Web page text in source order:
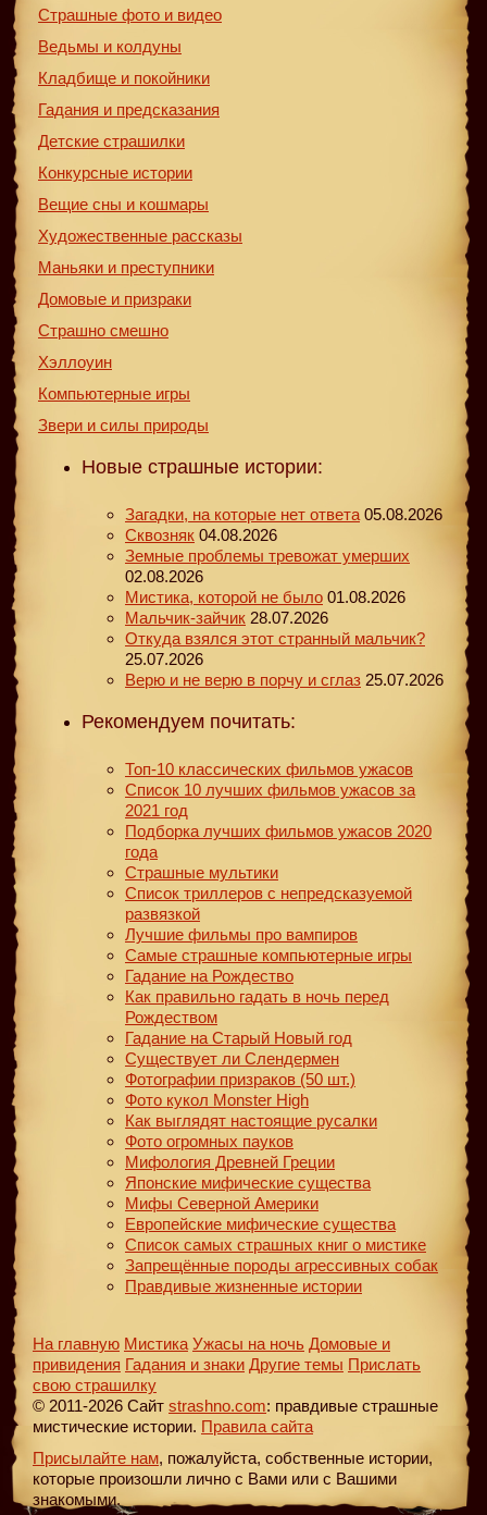
Страшные фото и видео
Ведьмы и колдуны
Кладбище и покойники
Гадания и предсказания
Детские страшилки
Конкурсные истории
Вещие сны и кошмары
Художественные рассказы
Маньяки и преступники
Домовые и призраки
Страшно смешно
Хэллоуин
Компьютерные игры
Звери и силы природы
Новые страшные истории:
Загадки, на которые нет ответа 05.08.2026
Сквозняк 04.08.2026
Земные проблемы тревожат умерших
02.08.2026
Мистика, которой не было 01.08.2026
Мальчик-зайчик 28.07.2026
Откуда взялся этот странный мальчик?
25.07.2026
Верю и не верю в порчу и сглаз 25.07.2026
Рекомендуем почитать:
Топ-10 классических фильмов ужасов
Список 10 лучших фильмов ужасов за
2021 год
Подборка лучших фильмов ужасов 2020
года
Страшные мультики
Список триллеров с непредсказуемой
развязкой
Лучшие фильмы про вампиров
Самые страшные компьютерные игры
Гадание на Рождество
Как правильно гадать в ночь перед
Рождеством
Гадание на Старый Новый год
Существует ли Слендермен
Фотографии призраков (50 шт.)
Фото кукол Monster High
Как выглядят настоящие русалки
Фото огромных пауков
Мифология Древней Греции
Японские мифические существа
Мифы Северной Америки
Европейские мифические существа
Список самых страшных книг о мистике
Запрещённые породы агрессивных собак
Правдивые жизненные истории
На главную Мистика Ужасы на ночь Домовые и
привидения Гадания и знаки Другие темы Прислать
свою страшилку
© 2011-2026 Сайт strashno.com: правдивые страшные
мистические истории. Правила сайта
Присылайте нам, пожалуйста, собственные истории,
которые произошли лично с Вами или с Вашими
знакомыми.